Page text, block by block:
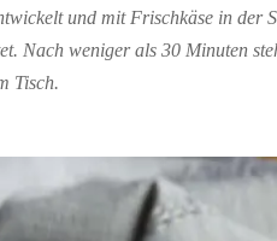
und mit Frischkäse in der
Nach weniger als 30 Minuten
Tisch.